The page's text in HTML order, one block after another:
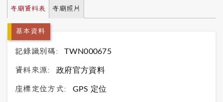
寺廟資料表 寺廟照片
基本資料
記錄識別碼: TWN000675
資料來源: 政府官方資料
座標定位方式: GPS 定位